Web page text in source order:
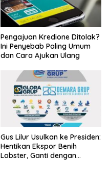
Pengajuan Kredione Ditolak?
Ini Penyebab Paling Umum
dan Cara Ajukan Ulang
Gus Lilur Usulkan ke Presiden:
Hentikan Ekspor Benih
Lobster, Ganti dengan